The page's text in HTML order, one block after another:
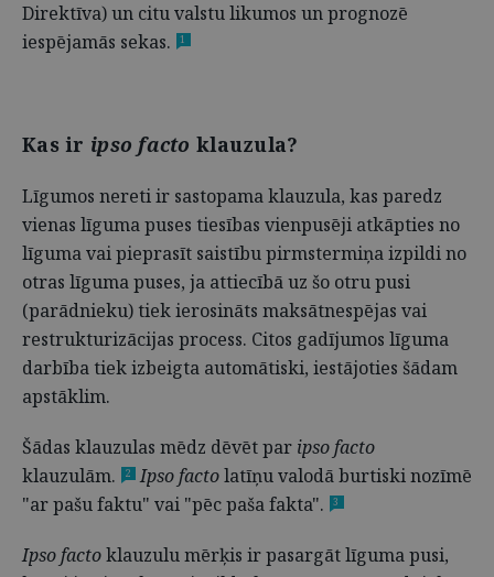
Direktīva) un citu valstu likumos un prognozē
iespējamās sekas.
1
Kas ir ipso facto klauzula?
Līgumos nereti ir sastopama klauzula, kas paredz
vienas līguma puses tiesības vienpusēji atkāpties no
līguma vai pieprasīt saistību pirmstermiņa izpildi no
otras līguma puses, ja attiecībā uz šo otru pusi
(parādnieku) tiek ierosināts maksātnespējas vai
restrukturizācijas process. Citos gadījumos līguma
darbība tiek izbeigta automātiski, iestājoties šādam
apstāklim.
Šādas klauzulas mēdz dēvēt par ipso facto
klauzulām.
2 Ipso factolatīņu valodā burtiski nozīmē
"ar pašu faktu" vai "pēc paša fakta".
3
Ipso factoklauzulu mērķis ir pasargāt līguma pusi,